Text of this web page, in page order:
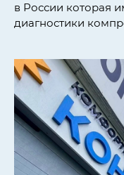
в России которая
диагностики